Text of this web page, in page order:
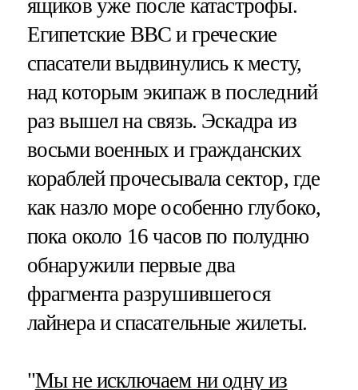
ящиков уже после катастрофы.
Египетские ВВС и греческие
спасатели выдвинулись к месту,
над которым экипаж в последний
раз вышел на связь. Эскадра из
восьми военных и гражданских
кораблей прочесывала сектор, где
как назло море особенно глубоко,
пока около 16 часов по полудню
обнаружили первые два
фрагмента разрушившегося
лайнера и спасательные жилеты.
"Мы не исключаем ни одну из